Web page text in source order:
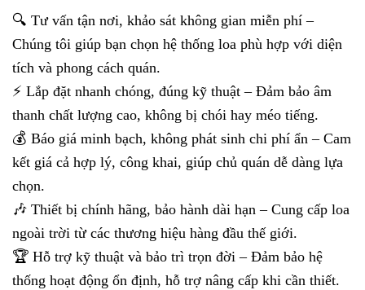
🔍 Tư vấn tận nơi, khảo sát không gian miễn phí –
Chúng tôi giúp bạn chọn hệ thống loa phù hợp với diện
tích và phong cách quán.
⚡ Lắp đặt nhanh chóng, đúng kỹ thuật – Đảm bảo âm
thanh chất lượng cao, không bị chói hay méo tiếng.
💰 Báo giá minh bạch, không phát sinh chi phí ẩn – Cam
kết giá cả hợp lý, công khai, giúp chủ quán dễ dàng lựa
chọn.
🎶 Thiết bị chính hãng, bảo hành dài hạn – Cung cấp loa
ngoài trời từ các thương hiệu hàng đầu thế giới.
🏆 Hỗ trợ kỹ thuật và bảo trì trọn đời – Đảm bảo hệ
thống hoạt động ổn định, hỗ trợ nâng cấp khi cần thiết.